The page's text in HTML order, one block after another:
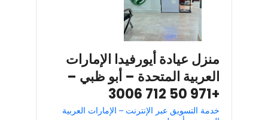
منزل عيادة أيورفيدا الإمارات
العربية المتحدة – أبو ظبي –
+971 50 712 3006
خدمة التسويق عبر الإنترنت – الإمارات العربية